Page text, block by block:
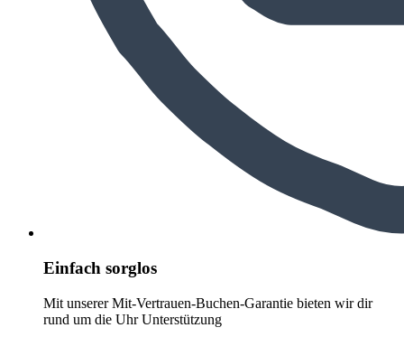
Einfach sorglos
Mit unserer Mit-Vertrauen-Buchen-Garantie bieten wir dir
rund um die Uhr Unterstützung